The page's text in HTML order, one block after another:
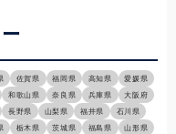
佐賀県 福岡県 高知県
愛媛県
和歌山県 奈良県 兵庫県
大阪府
長野県 山梨県 福井県
石川県
栃木県 茨城県 福島県
山形県